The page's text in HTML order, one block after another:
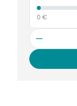
0 €
Anzahl